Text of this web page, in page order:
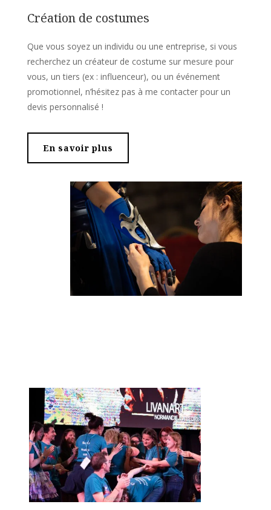
Création de costumes
Que vous soyez un individu ou une entreprise, si vous
recherchez un créateur de costume sur mesure pour
vous, un tiers (ex : influenceur), ou un événement
promotionnel, n’hésitez pas à me contacter pour un
devis personnalisé !
En savoir plus